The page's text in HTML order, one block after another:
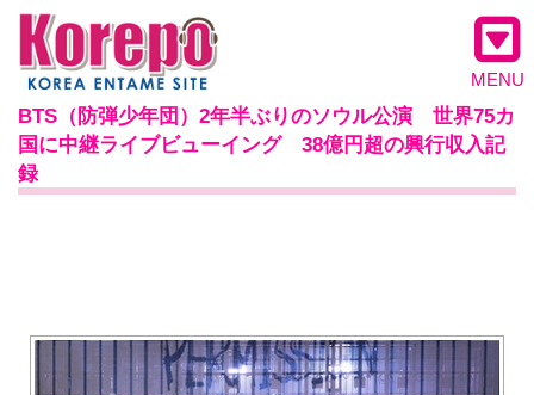
MENU
BTS（防弾少年団）2年半ぶりのソウル公演 世界75カ
国に中継ライブビューイング 38億円超の興行収入記
録